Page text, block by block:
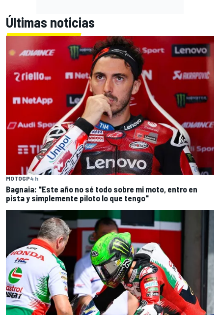
Últimas noticias
MOTOGP4 h
Bagnaia: "Este año no sé todo sobre mi moto, entro en
pista y simplemente piloto lo que tengo"